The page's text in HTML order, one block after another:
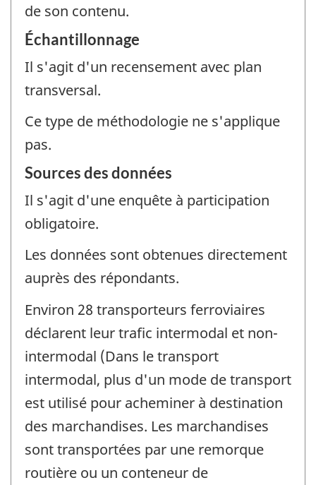
de son contenu.
Échantillonnage
Il s'agit d'un recensement avec plan
transversal.
Ce type de méthodologie ne s'applique
pas.
Sources des données
Il s'agit d'une enquête à participation
obligatoire.
Les données sont obtenues directement
auprès des répondants.
Environ 28 transporteurs ferroviaires
déclarent leur trafic intermodal et non-
intermodal (Dans le transport
intermodal, plus d'un mode de transport
est utilisé pour acheminer à destination
des marchandises. Les marchandises
sont transportées par une remorque
routière ou un conteneur de